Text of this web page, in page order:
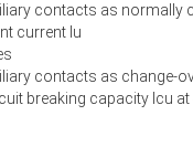
contacts as normally
current Iu
contacts as change-
breaking capacity lcu at